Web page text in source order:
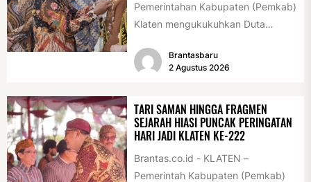
Pemerintahan Kabupaten (Pemkab)
Klaten mengukukuhkan Duta
pelajar dan pemuda. Pengukuhan
tersebut digelar...
Brantasbaru
2 Agustus 2026
TARI SAMAN HINGGA FRAGMEN
SEJARAH HIASI PUNCAK PERINGATAN
HARI JADI KLATEN KE-222
Brantas.co.id - KLATEN –
Pemerintah Kabupaten (Pemkab)